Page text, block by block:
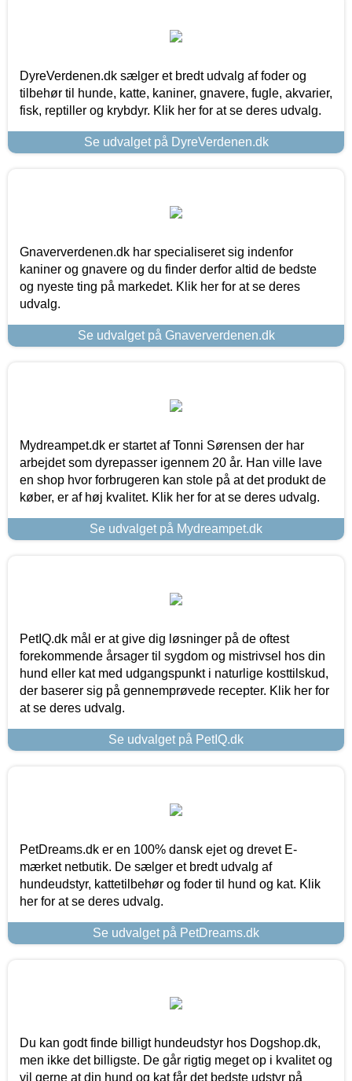
DyreVerdenen.dk sælger et bredt udvalg af foder og
tilbehør til hunde, katte, kaniner, gnavere, fugle, akvarier,
fisk, reptiller og krybdyr. Klik her for at se deres udvalg.
Se udvalget på DyreVerdenen.dk
Gnaververdenen.dk har specialiseret sig indenfor
kaniner og gnavere og du finder derfor altid de bedste
og nyeste ting på markedet. Klik her for at se deres
udvalg.
Se udvalget på Gnaververdenen.dk
Mydreampet.dk er startet af Tonni Sørensen der har
arbejdet som dyrepasser igennem 20 år. Han ville lave
en shop hvor forbrugeren kan stole på at det produkt de
køber, er af høj kvalitet. Klik her for at se deres udvalg.
Se udvalget på Mydreampet.dk
PetIQ.dk mål er at give dig løsninger på de oftest
forekommende årsager til sygdom og mistrivsel hos din
hund eller kat med udgangspunkt i naturlige kosttilskud,
der baserer sig på gennemprøvede recepter. Klik her for
at se deres udvalg.
Se udvalget på PetIQ.dk
PetDreams.dk er en 100% dansk ejet og drevet E-
mærket netbutik. De sælger et bredt udvalg af
hundeudstyr, kattetilbehør og foder til hund og kat. Klik
her for at se deres udvalg.
Se udvalget på PetDreams.dk
Du kan godt finde billigt hundeudstyr hos Dogshop.dk,
men ikke det billigste. De går rigtig meget op i kvalitet og
vil gerne at din hund og kat får det bedste udstyr på